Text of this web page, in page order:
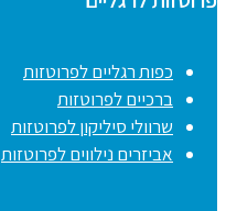
כפות רגליים לפרוטזות
ברכיים לפרוטזות
שרוולי סיליקון לפרוטזות
אביזרים נילווים לפרוטזות